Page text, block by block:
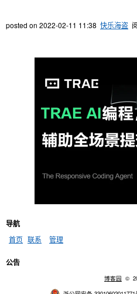
posted on 2022-02-11 11:38 快乐海盗
导航
首页 联系 管理
公告
博客园 ©